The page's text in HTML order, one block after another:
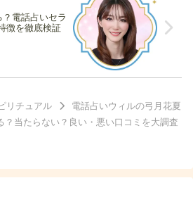
電話占いセラ
徴を徹底検証
リチュアル
電話占いウィルの弓月花夏
？当たらない？良い・悪い口コミを大調査